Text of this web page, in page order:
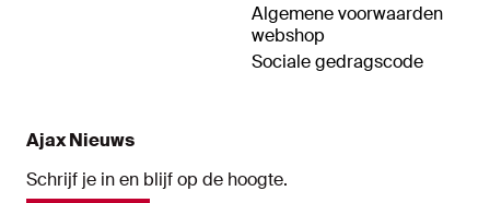
Algemene voorwaarden
webshop
Sociale gedragscode
Ajax Nieuws
Schrijf je in en blijf op de hoogte.